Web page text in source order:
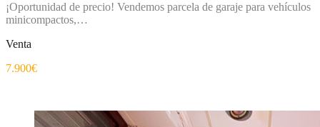
¡Oportunidad de precio! Vendemos parcela de garaje para vehículos
minicompactos,…
Venta
7.900€